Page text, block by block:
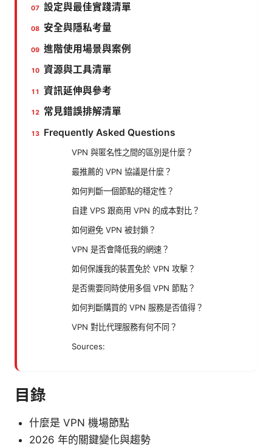
設定與最佳實踐清單
安全與隱私考量
進階使用場景與案例
資源與工具清單
資訊延伸與參考
常見錯誤排解清單
Frequently Asked Questions
VPN 與匿名性之間的區別是什麼？
最推薦的 VPN 協議是什麼？
如何判斷一個節點的穩定性？
自建 VPS 跟商用 VPN 的成本對比？
如何避免 VPN 被封鎖？
VPN 是否會降低我的網速？
如何保護我的裝置免於 VPN 攻擊？
是否需要同時使用多個 VPN 節點？
如何判斷購買的 VPN 服務是否值得？
VPN 對比代理服務有何不同？
Sources:
目錄
什麼是 VPN 機場節點
2026 年的關鍵變化與趨勢